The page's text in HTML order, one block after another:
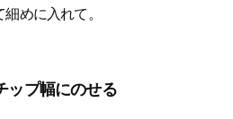
めに入れて。
ップ幅にのせる